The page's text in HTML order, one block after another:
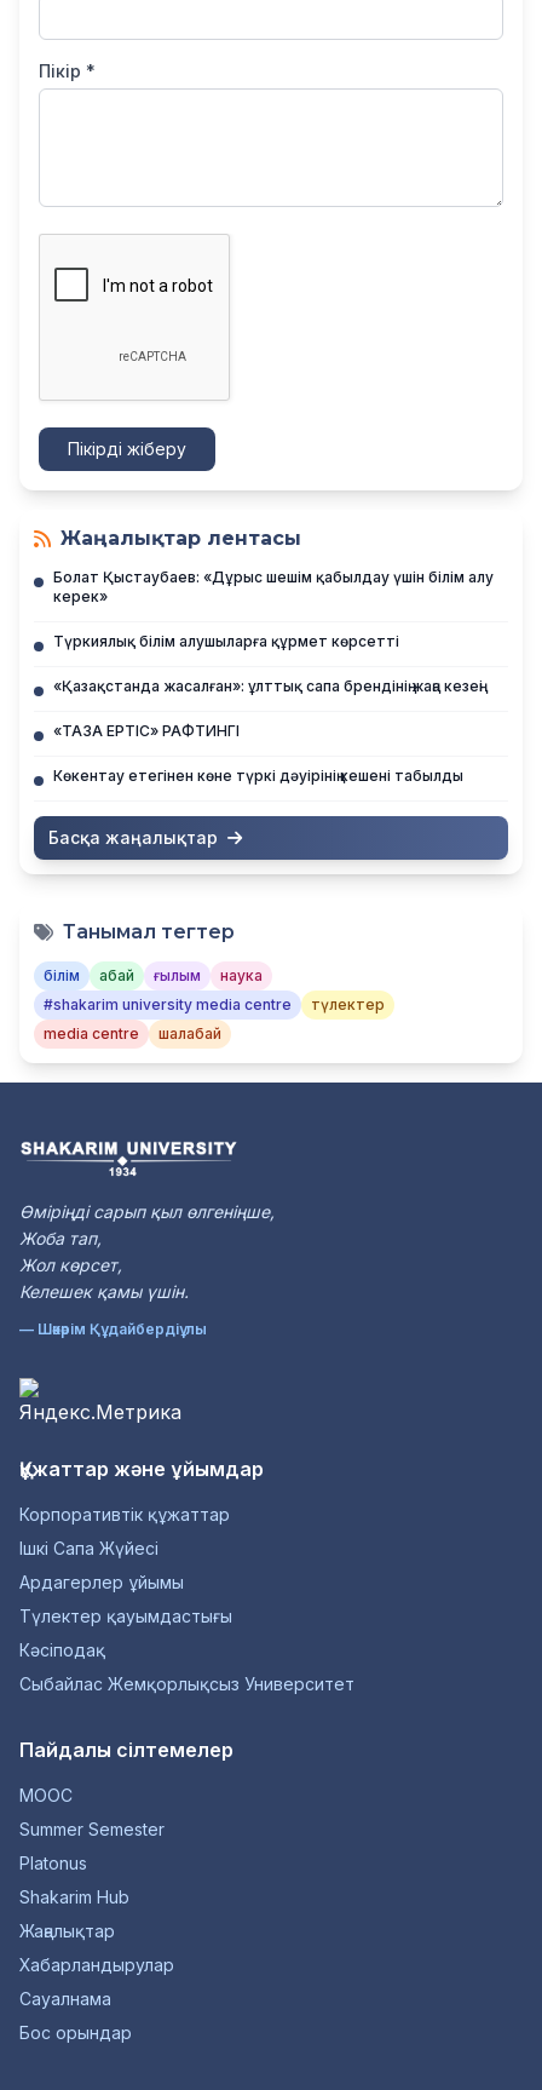
Пікір *
Пікірді жіберу
Жаңалықтар лентасы
Болат Қыстаубаев: «Дұрыс шешім қабылдау үшін білім алу
керек»
Түркиялық білім алушыларға құрмет көрсетті
«Қазақстанда жасалған»: ұлттық сапа брендінің жаңа кезеңі
«ТАЗА ЕРТІС» РАФТИНГІ
Көкентау етегінен көне түркі дәуірінің кешені табылды
Басқа жаңалықтар
Танымал тегтер
білім абай ғылым
наука
#shakarim university media centre
түлектер
media centre
шалабай
Өміріңді сарып қыл өлгеніңше,
Жоба тап,
Жол көрсет,
Келешек қамы үшін.
— Шәкәрім Құдайбердіұлы
Құжаттар және ұйымдар
Корпоративтік құжаттар
Ішкі Сапа Жүйесі
Ардагерлер ұйымы
Түлектер қауымдастығы
Кәсіподақ
Сыбайлас Жемқорлықсыз Университет
Пайдалы сілтемелер
MOOC
Summer Semester
Platonus
Shakarim Hub
Жаңалықтар
Хабарландырулар
Сауалнама
Бос орындар